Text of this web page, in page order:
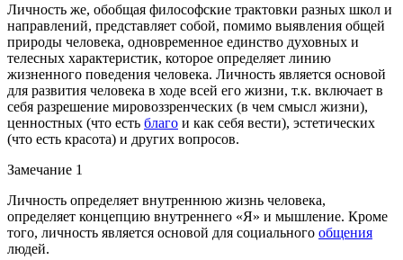
Личность же, обобщая философские трактовки разных школ и
направлений, представляет собой, помимо выявления общей
природы человека, одновременное единство духовных и
телесных характеристик, которое определяет линию
жизненного поведения человека. Личность является основой
для развития человека в ходе всей его жизни, т.к. включает в
себя разрешение мировоззренческих (в чем смысл жизни),
ценностных (что есть благо и как себя вести), эстетических
(что есть красота) и других вопросов.
Замечание 1
Личность определяет внутреннюю жизнь человека,
определяет концепцию внутреннего «Я» и мышление. Кроме
того, личность является основой для социального общения
людей.